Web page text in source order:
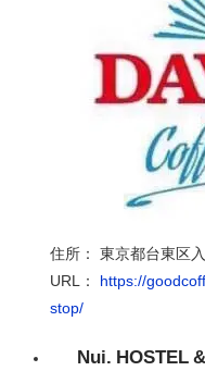
住所： 東京都台東区
URL
：
https://
stop/
Nui. HOSTEL